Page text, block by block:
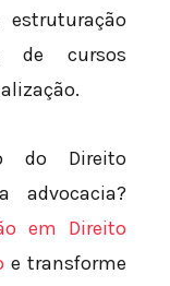
de cursos
do Direito
advocacia?
em Direito
e transforme